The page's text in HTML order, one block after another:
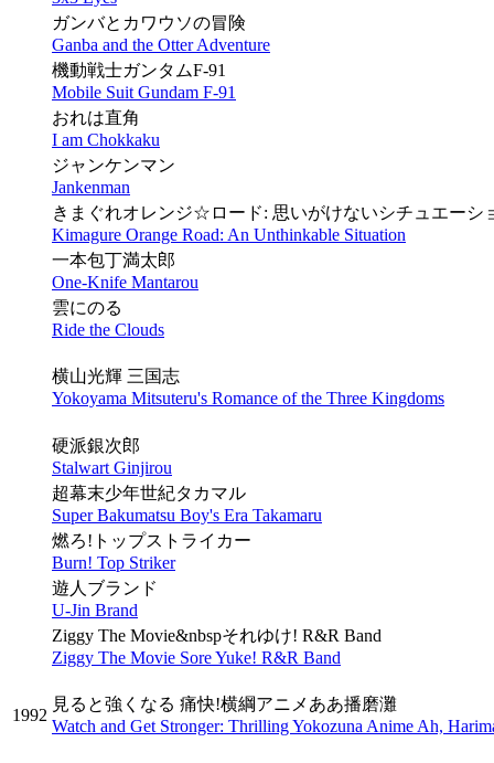
ガンバとカワウソの冒険
Ganba and the Otter Adventure
機動戦士ガンタムF-91
Mobile Suit Gundam F-91
おれは直角
I am Chokkaku
ジャンケンマン
Jankenman
きまぐれオレンジ☆ロード: 思いがけないシチュエーシ
Kimagure Orange Road: An Unthinkable Situation
一本包丁満太郎
One-Knife Mantarou
雲にのる
Ride the Clouds
横山光輝 三国志
Yokoyama Mitsuteru's Romance of the Three Kingdoms
硬派銀次郎
Stalwart Ginjirou
超幕末少年世紀タカマル
Super Bakumatsu Boy's Era Takamaru
燃ろ!トップストライカー
Burn! Top Striker
遊人ブランド
U-Jin Brand
Ziggy The Movie&nbspそれゆけ! R&R Band
Ziggy The Movie Sore Yuke! R&R Band
1992
見ると強くなる 痛快!横綱アニメああ播磨灘
Watch and Get Stronger: Thrilling Yokozuna Anime Ah,